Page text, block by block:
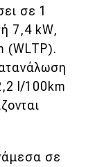
σε 1
7,4 kW,
(WLTP).
l/100km
σε